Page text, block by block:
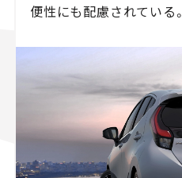
便性にも配慮されている。